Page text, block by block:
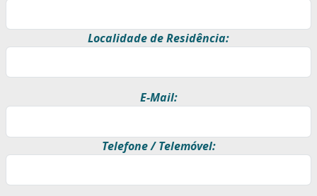
Localidade de Residência:
E-Mail:
Telefone / Telemóvel: